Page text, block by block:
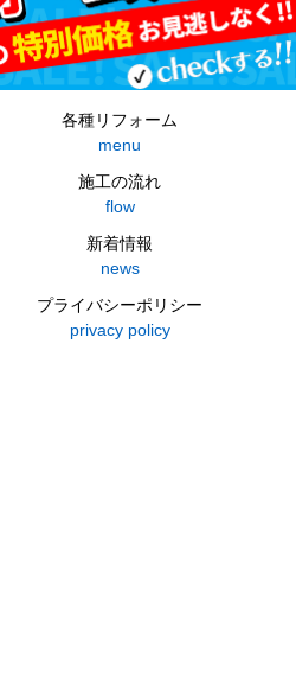
各種リフォーム
menu
施工の流れ
flow
新着情報
news
プライバシーポリシー
privacy policy